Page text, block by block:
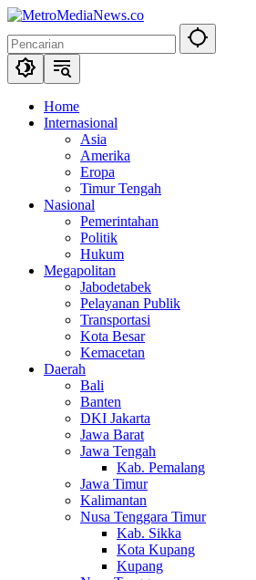
Langsung
konten
Home
Internasional
Asia
Amerika
Eropa
Timur Tengah
Nasional
Pemerintahan
Politik
Hukum
Megapolitan
Jabodetabek
Pelayanan Publik
Transportasi
Kota Besar
Kemacetan
Daerah
Bali
Banten
DKI Jakarta
Jawa Barat
Jawa Tengah
Kab. Pemalang
Jawa Timur
Kalimantan
Nusa Tenggara Timur
Kab. Sikka
Kota Kupang
Kupang